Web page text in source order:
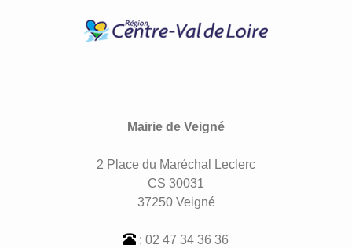
Mairie de Veigné
2 Place du Maréchal Leclerc
CS 30031
37250 Veigné
: 02 47 34 36 36